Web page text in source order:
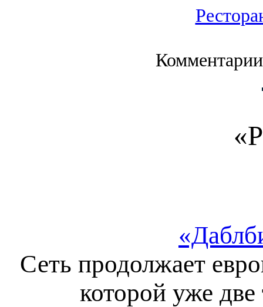
Сеть продолжает
которой уже